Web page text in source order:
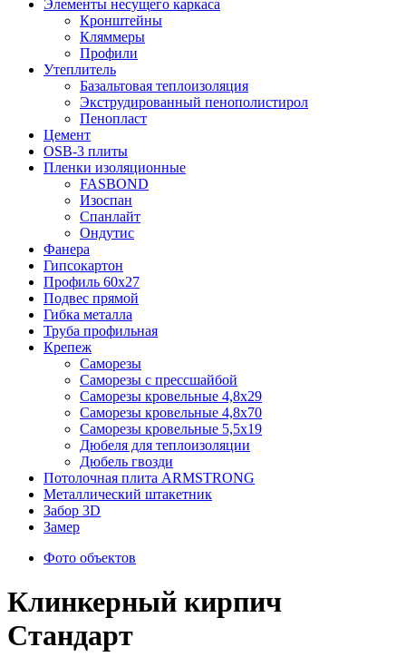
Элементы несущего каркаса
Кронштейны
Кляммеры
Профили
Утеплитель
Базальтовая теплоизоляция
Экструдированный пенополистирол
Пенопласт
Цемент
OSB-3 плиты
Пленки изоляционные
FASBOND
Изоспан
Спанлайт
Ондутис
Фанера
Гипсокартон
Профиль 60х27
Подвес прямой
Гибка металла
Труба профильная
Крепеж
Саморезы
Саморезы с прессшайбой
Саморезы кровельные 4,8х29
Саморезы кровельные 4,8х70
Саморезы кровельные 5,5х19
Дюбеля для теплоизоляции
Дюбель гвозди
Потолочная плита ARMSTRONG
Металлический штакетник
Забор 3D
Замер
Фото объектов
Клинкерный кирпич
Стандарт